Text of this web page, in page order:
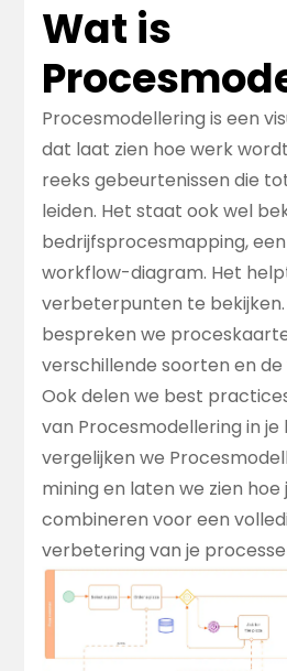
Wat is
Procesmodellering is een
dat laat zien hoe werk
reeks gebeurtenissen die
leiden. Het staat ook wel
bedrijfsprocesmapping,
workflow-diagram. Het
verbeterpunten te bekijken.
bespreken we
verschillende soorten en
Ook delen we best
van Procesmodellering in
vergelijken we
mining en laten we zien hoe
combineren voor een
verbetering van je